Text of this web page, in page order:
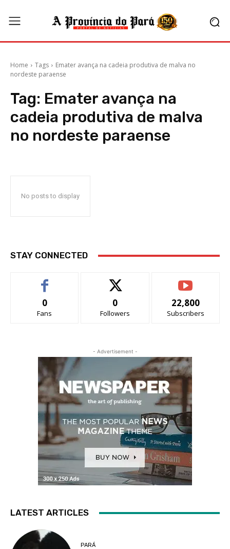
Home Tags
Emater avança na cadeia produtiva de malva no
nordeste paraense
Tag: Emater avança na
cadeia produtiva de malva
no nordeste paraense
No posts to display
STAY CONNECTED
0
Fans
0
Followers
22,800
Subscribers
- Advertisement -
LATEST ARTICLES
PARÁ